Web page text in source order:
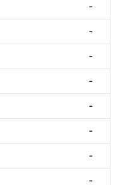
-
-
-
-
-
-
-
-